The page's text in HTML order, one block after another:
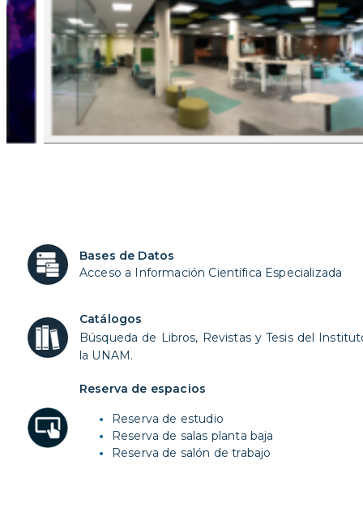
Bases de Datos
Acceso a Información Científica Especializada
Catálogos
Búsqueda de Libros, Revistas y Tesis del
la UNAM.
Reserva de espacios
Reserva de estudio
Reserva de salas planta baja
Reserva de salón de trabajo